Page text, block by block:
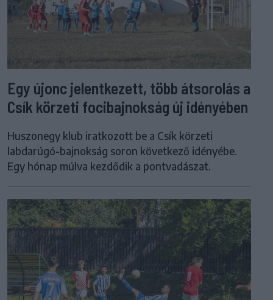
Egy újonc jelentkezett, több átsorolás a
Csík körzeti focibajnokság új idényében
Huszonegy klub iratkozott be a Csík körzeti
labdarúgó-bajnokság soron következő idényébe.
Egy hónap múlva kezdődik a pontvadászat.